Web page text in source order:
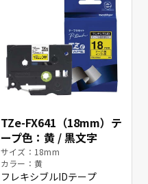
TZe-FX641（18mm）テ
ープ色：黄 / 黒文字
サイズ：18mm
カラー：黄
フレキシブルIDテープ